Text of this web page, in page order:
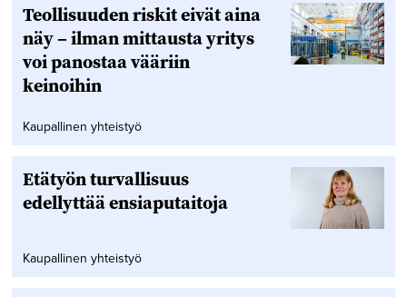
Teollisuuden riskit eivät aina
näy – ilman mittausta yritys
voi panostaa vääriin
keinoihin
Kaupallinen yhteistyö
Etätyön turvallisuus
edellyttää ensiaputaitoja
Kaupallinen yhteistyö